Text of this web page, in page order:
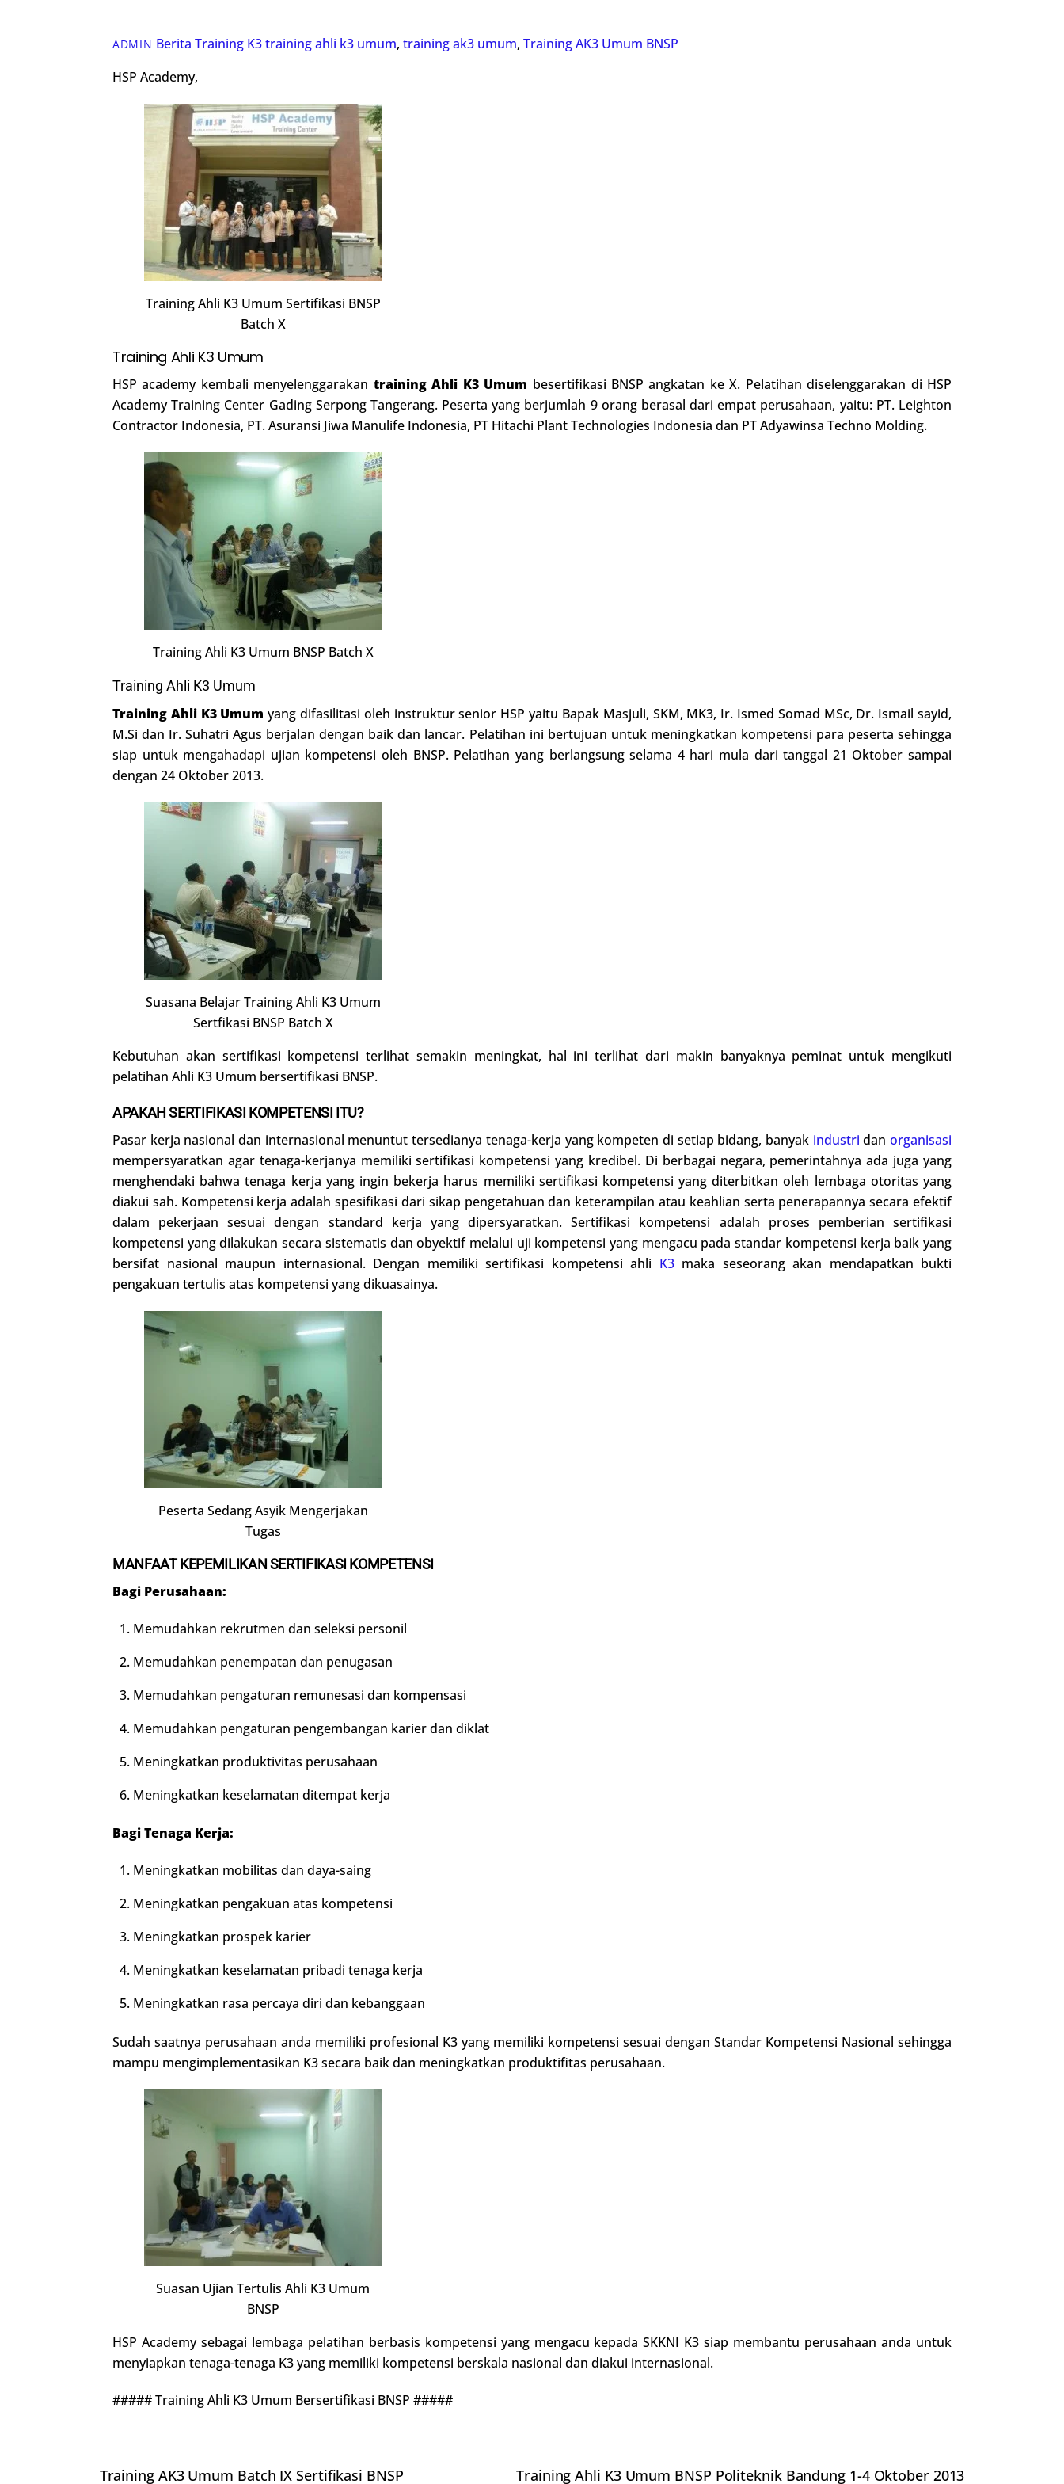
ADMIN Berita Training K3training ahli k3 umum, training ak3 umum, Training AK3 Umum BNSP
HSP Academy,
Training Ahli K3 Umum Sertifikasi BNSP
Batch X
Training Ahli K3 Umum
HSP academy kembali menyelenggarakan training Ahli K3 Umum besertifikasi BNSP angkatan ke X. Pelatihan diselenggarakan di HSP
Academy Training Center Gading Serpong Tangerang. Peserta yang berjumlah 9 orang berasal dari empat perusahaan, yaitu: PT. Leighton
Contractor Indonesia, PT. Asuransi Jiwa Manulife Indonesia, PT Hitachi Plant Technologies Indonesia dan PT Adyawinsa Techno Molding.
Training Ahli K3 Umum BNSP Batch X
Training Ahli K3 Umum
Training Ahli K3 Umum yang difasilitasi oleh instruktur senior HSP yaitu Bapak Masjuli, SKM, MK3, Ir. Ismed Somad MSc, Dr. Ismail sayid,
M.Si dan Ir. Suhatri Agus berjalan dengan baik dan lancar. Pelatihan ini bertujuan untuk meningkatkan kompetensi para peserta sehingga
siap untuk mengahadapi ujian kompetensi oleh BNSP. Pelatihan yang berlangsung selama 4 hari mula dari tanggal 21 Oktober sampai
dengan 24 Oktober 2013.
Suasana Belajar Training Ahli K3 Umum
Sertfikasi BNSP Batch X
Kebutuhan akan sertifikasi kompetensi terlihat semakin meningkat, hal ini terlihat dari makin banyaknya peminat untuk mengikuti
pelatihan Ahli K3 Umum bersertifikasi BNSP.
APAKAH SERTIFIKASI KOMPETENSI ITU?
Pasar kerja nasional dan internasional menuntut tersedianya tenaga-kerja yang kompeten di setiap bidang, banyak industri dan organisasi
mempersyaratkan agar tenaga-kerjanya memiliki sertifikasi kompetensi yang kredibel. Di berbagai negara, pemerintahnya ada juga yang
menghendaki bahwa tenaga kerja yang ingin bekerja harus memiliki sertifikasi kompetensi yang diterbitkan oleh lembaga otoritas yang
diakui sah. Kompetensi kerja adalah spesifikasi dari sikap pengetahuan dan keterampilan atau keahlian serta penerapannya secara efektif
dalam pekerjaan sesuai dengan standard kerja yang dipersyaratkan. Sertifikasi kompetensi adalah proses pemberian sertifikasi
kompetensi yang dilakukan secara sistematis dan obyektif melalui uji kompetensi yang mengacu pada standar kompetensi kerja baik yang
bersifat nasional maupun internasional. Dengan memiliki sertifikasi kompetensi ahli K3maka seseorang akan mendapatkan bukti
pengakuan tertulis atas kompetensi yang dikuasainya.
Peserta Sedang Asyik Mengerjakan
Tugas
MANFAAT KEPEMILIKAN SERTIFIKASI KOMPETENSI
Bagi Perusahaan:
Memudahkan rekrutmen dan seleksi personil
Memudahkan penempatan dan penugasan
Memudahkan pengaturan remunesasi dan kompensasi
Memudahkan pengaturan pengembangan karier dan diklat
Meningkatkan produktivitas perusahaan
Meningkatkan keselamatan ditempat kerja
Bagi Tenaga Kerja:
Meningkatkan mobilitas dan daya-saing
Meningkatkan pengakuan atas kompetensi
Meningkatkan prospek karier
Meningkatkan keselamatan pribadi tenaga kerja
Meningkatkan rasa percaya diri dan kebanggaan
Sudah saatnya perusahaan anda memiliki profesional K3 yang memiliki kompetensi sesuai dengan Standar Kompetensi Nasional sehingga
mampu mengimplementasikan K3 secara baik dan meningkatkan produktifitas perusahaan.
Suasan Ujian Tertulis Ahli K3 Umum
BNSP
HSP Academy sebagai lembaga pelatihan berbasis kompetensi yang mengacu kepada SKKNI K3 siap membantu perusahaan anda untuk
menyiapkan tenaga-tenaga K3 yang memiliki kompetensi berskala nasional dan diakui internasional.
##### Training Ahli K3 Umum Bersertifikasi BNSP #####
Training AK3 Umum Batch IX Sertifikasi BNSP Training Ahli K3 Umum BNSP Politeknik Bandung 1-4 Oktober 2013